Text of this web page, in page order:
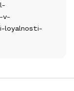
v-
loyalnosti-